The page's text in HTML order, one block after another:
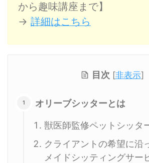
から趣味講座まで】
→ 詳細はこちら
目次 [非表示]
オリーブシッターとは
獣医師監修ペットシッタ
クライアントの希望に沿
メイドシッティングサー